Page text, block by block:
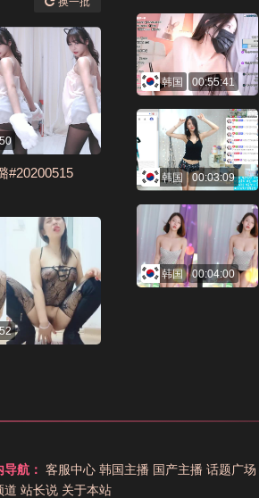
#20200515
韩国 00:55:41
韩国 00:03:09
韩国 00:04:00
导航： 客服中心 韩国主播 国产主播 话题广场
道 站长说 关于本站